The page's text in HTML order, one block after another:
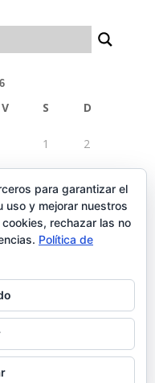
V S D
1 2
15
28
para garantizar el
uso y mejorar nuestros
rechazar las no
Política de